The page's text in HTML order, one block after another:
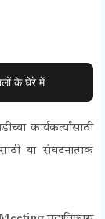
के घेरे में
कार्यकर्त्यांसाठी
या संघटनात्मक